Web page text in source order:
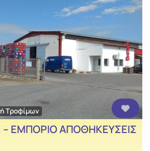
Τροφίμων
ΕΜΠΟΡΙΟ ΑΠΟΘΗΚΕΥΣΕΙΣ